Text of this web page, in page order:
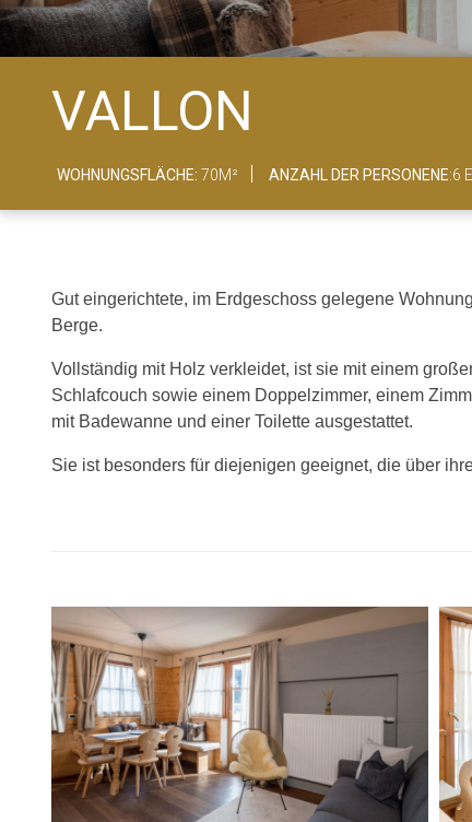
VALLON
WOHNUNGSFLÄCHE: 70M² ANZAHL DER PERSONENE:6
Gut eingerichtete, im Erdgeschoss gelegene
Berge.
Vollständig mit Holz verkleidet, ist sie mit einem
Schlafcouch sowie einem Doppelzimmer, einem
mit Badewanne und einer Toilette ausgestattet.
Sie ist besonders für diejenigen geeignet, die über